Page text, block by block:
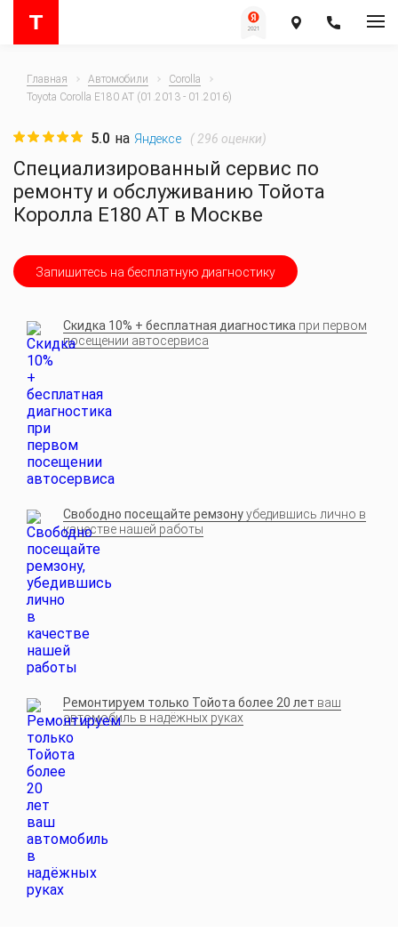
Главная Автомобили
Corolla
Toyota Corolla E180 AT (01.2013 - 01.2016)
Специализированный сервис по
ремонту и обслуживанию Тойота
Королла E180 AT в Москве
5.0 на Яндексе ( 296 оценки)
Запишитесь на бесплатную диагностику
Скидка 10% + бесплатная диагностика при первом
посещении автосервиса
Свободно посещайте ремзонуубедившись лично в
качестве нашей работы
Ремонтируем только Тойота более 20 лет ваш
автомобиль в надёжных руках